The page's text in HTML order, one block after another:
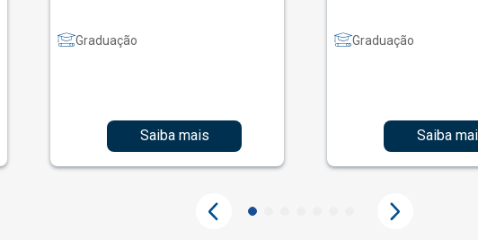
Graduação
Saiba mais
Graduação
Saiba